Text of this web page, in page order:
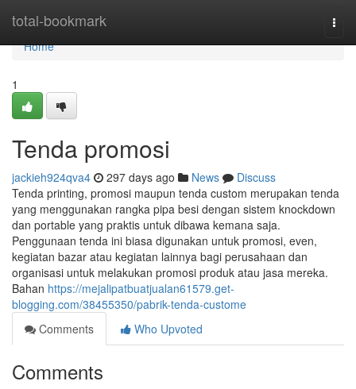
total-bookmark
Home
Home
1
Tenda promosi
jackieh924qva4 297 days ago News
Discuss
Tenda printing, promosi maupun tenda custom merupakan tenda
yang menggunakan rangka pipa besi dengan sistem knockdown
dan portable yang praktis untuk dibawa kemana saja.
Penggunaan tenda ini biasa digunakan untuk promosi, even,
kegiatan bazar atau kegiatan lainnya bagi perusahaan dan
organisasi untuk melakukan promosi produk atau jasa mereka.
Bahan https://mejalipatbuatjualan61579.get-
blogging.com/38455350/pabrik-tenda-custome
Comments
Who Upvoted
Comments